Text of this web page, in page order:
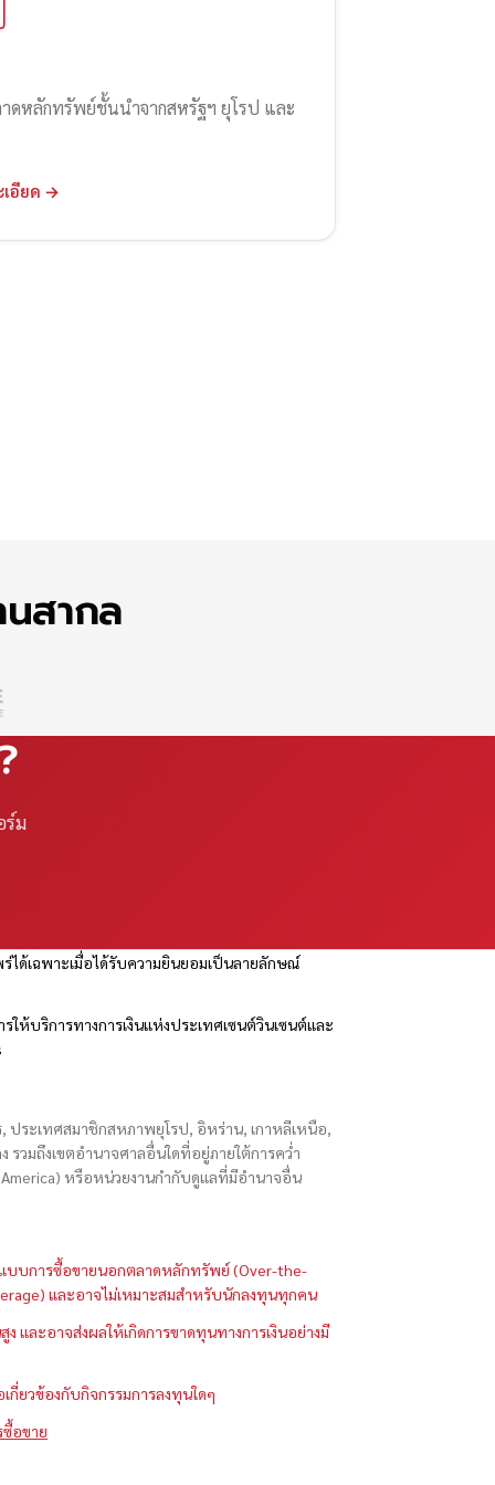
ดหลักทรัพย์ชั้นนำจากสหรัฐฯ ยุโรป และ
เอียด →
สากล
ร์ม
ได้เฉพาะเมื่อได้รับความยินยอมเป็นลายลักษณ์
ห้บริการทางการเงินแห่งประเทศเซนต์วินเซนต์และ
ประเทศสมาชิกสหภาพยุโรป, อิหร่าน, เกาหลีเหนือ,
รวมถึงเขตอำนาจศาลอื่นใดที่อยู่ภายใต้การคว่ำ
หรือหน่วยงานกำกับดูแลที่มีอำนาจอื่น
แบบการซื้อขายนอกตลาดหลักทรัพย์ (Over-the-
และอาจไม่เหมาะสมสำหรับนักลงทุนทุกคน
ง และอาจส่งผลให้เกิดการขาดทุนทางการเงินอย่างมี
กี่ยวข้องกับกิจกรรมการลงทุนใดๆ
ซื้อขาย